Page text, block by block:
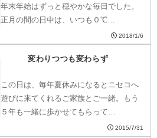
年末年始はずっと穏やかな毎日でした。
正月の間の日中は、いつも０℃…
2018/1/6
変わりつつも変わらず
この日は、毎年夏休みになるとニセコへ
遊びに来てくれるご家族とご一緒。もう
５年も一緒に歩かせてもらって…
2015/7/31